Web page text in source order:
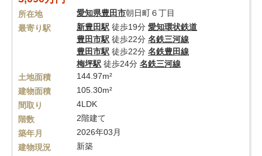
所在地 愛知県豊田市朝日町６丁目
最寄り駅
新豊田駅 徒歩19分 愛知環状鉄道
豊田市駅 徒歩22分 名鉄三河線
豊田市駅 徒歩22分 名鉄豊田線
梅坪駅 徒歩24分 名鉄三河線
土地面積
144.97m²
建物面積
105.30m²
間取り
4LDK
階数
2階建て
築年月
2026年03月
建物現況
新築